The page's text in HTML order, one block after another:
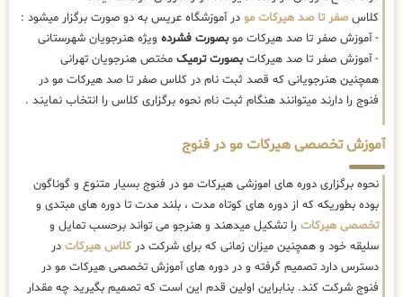
کلاسصفر تا صد هیرکات مو در آموزشگاه عریس به دو صورت برگزار میشود :
- آموزش صفر تا صد هیرکات موبصورت فشرده ویژه هنرجویان شهرستانی
- آموزش صفر تا صد هیرکاتبصورت ترمیک مختص هنرجویان تهرانی
همچنین هنرجویانی که قصد ثبت نام در کلاس صفر تا صد هیرکات مو در
فنوج را دارند میتوانند هنگام ثبت نام نحوه برگزاری کلاس را انتخاب نمایند .
آموزش تخصصی هیرکات مو در فنوج
نحوه برگزاری دوره های اموزشی هیرکات مو در فنوج بسیار متنوع و گوناگون
بوده بطوریکه که از دوره های کوتاه مدت ، بلند مدت تا دوره های مبتدی و
تخصصی هیرکات را تشکیل میدهند و هنرجو می تواند برحسب تمایل و
سلیقه خود و همچنین میزان زمانی که برای شرکت در کلاس هیرکات در
دسترس دارد تصمیم گرفته و در دوره های آموزش تخصصی هیرکات مو در
فنوج شرکت کند. بنابراین اولین قدم این است که تصمیم بگیرید چه مقدار